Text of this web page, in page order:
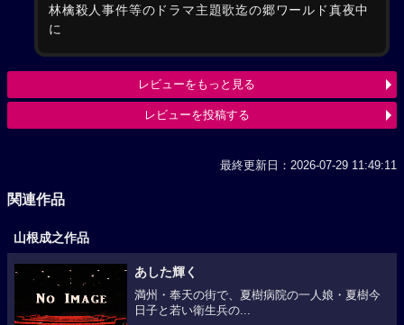
林檎殺人事件等のドラマ主題歌迄の郷ワールド真夜中
に
レビューをもっと見る
レビューを投稿する
最終更新日：2026-07-29 11:49:11
関連作品
山根成之作品
あした輝く
満州・奉天の街で、夏樹病院の一人娘・夏樹今
日子と若い衛生兵の...